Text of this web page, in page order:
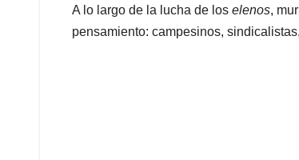
A lo largo de la lucha de los elenos,
pensamiento: campesinos,